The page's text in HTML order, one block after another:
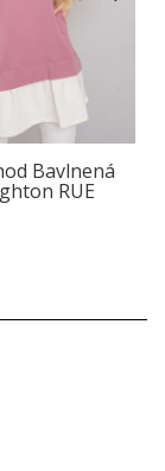
Bavlnená
RUE